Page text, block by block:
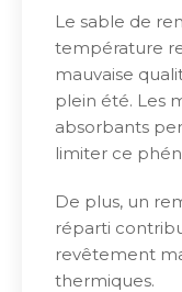
Le sable de
température
mauvaise
plein été. Les
absorbants
limiter ce
De plus, un
réparti
revêtement
thermiques.